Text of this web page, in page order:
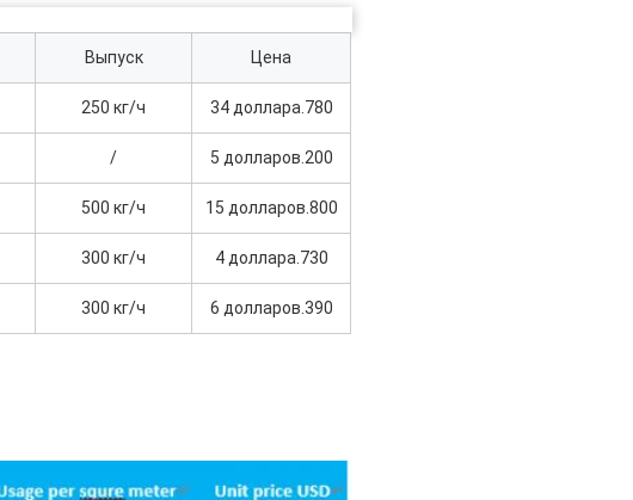
Выпуск Цена
250 кг/ч 34 доллара.780
/ 5 долларов.200
500 кг/ч 15 долларов.800
300 кг/ч 4 доллара.730
300 кг/ч 6 долларов.390